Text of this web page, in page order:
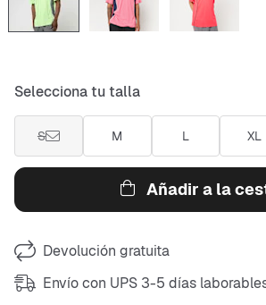
Selecciona tu talla
S M L XL
Añadir a la
Devolución gratuita
Envío con UPS 3-5 días